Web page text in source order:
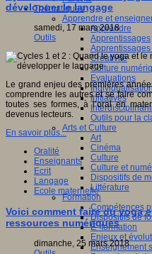
Thématiques
Apprendre et
Apprendre
Apprentissages
Créativité
Culture
Evaluations
Initiatives
Outils pour la
Arts et Culture
Art
Cinéma
Culture
Culture et
Dispositifs de
Littérature
Formation
Compétences
Dispositifs de
E- formation
Enjeux et
Enseignement
développer le langage
samedi, 17 mars 2018
Outils
Le grand enjeu des premières
comprendre les autres et se faire
toutes ses formes, à l’oral en
devenus lecteurs.
En savoir plus...
Oralité
Enseignants
Ecrit
Langage
Ecole maternelle
Voici comment faire du yoga
ressources numériques
dimanche, 25 mars 2018